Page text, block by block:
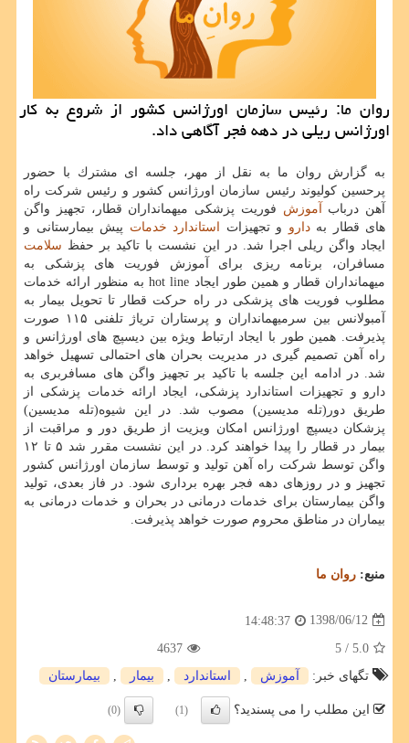
روان ما: رئیس سازمان اورژانس كشور از شروع به كار
اورژانس ریلی در دهه فجر آگاهی داد.
به گزارش روان ما به نقل از مهر، جلسه ای مشترك با حضور
پرحسین كولیوند رئیس سازمان اورژانس كشور و رئیس شركت راه
آهن درباب
آموزش فوریت پزشكی میهمانداران قطار، تجهیز واگن
های قطار بهدارو و تجهیزات استاندارد خدمات پیش بیمارستانی و
ایجاد واگن ریلی اجرا شد. در این نشست با تاكید بر حفظ سلامت
مسافران، برنامه ریزی برای آموزش فوریت های پزشكی به
میهمانداران قطار و همین طور ایجاد hot line به منظور ارائه خدمات
مطلوب فوریت های پزشكی در راه حركت قطار تا تحویل بیمار به
آمبولانس بین سرمیهمانداران و پرستاران تریاژ تلفنی ۱۱۵ صورت
پذیرفت. همین طور با ایجاد ارتباط ویژه بین دیسپچ های اورژانس و
راه آهن تصمیم گیری در مدیریت بحران های احتمالی تسهیل خواهد
شد. در ادامه این جلسه با تاكید بر تجهیز واگن های مسافربری به
دارو و تجهیزات استاندارد پزشكی، ایجاد ارائه خدمات پزشكی از
طریق دور(تله مدیسین) مصوب شد. در این شیوه(تله مدیسین)
پزشكان دیسپچ اورژانس امكان ویزیت از طریق دور و مراقبت از
بیمار در قطار را پیدا خواهند كرد. در این نشست مقرر شد ۵ تا ۱۲
واگن توسط شركت راه آهن تولید و توسط سازمان اورژانس كشور
تجهیز و در روزهای دهه فجر بهره برداری شود. در فاز بعدی، تولید
واگن بیمارستان برای خدمات درمانی در بحران و خدمات درمانی به
بیماران در مناطق محروم صورت خواهد پذیرفت.
منبع: روان ما
1398/06/12
14:48:37
5.0
/ 5
4637
تگهای خبر:
آموزش استاندارد بیمار بیمارستان
این مطلب را می پسندید؟ (1)
(0)